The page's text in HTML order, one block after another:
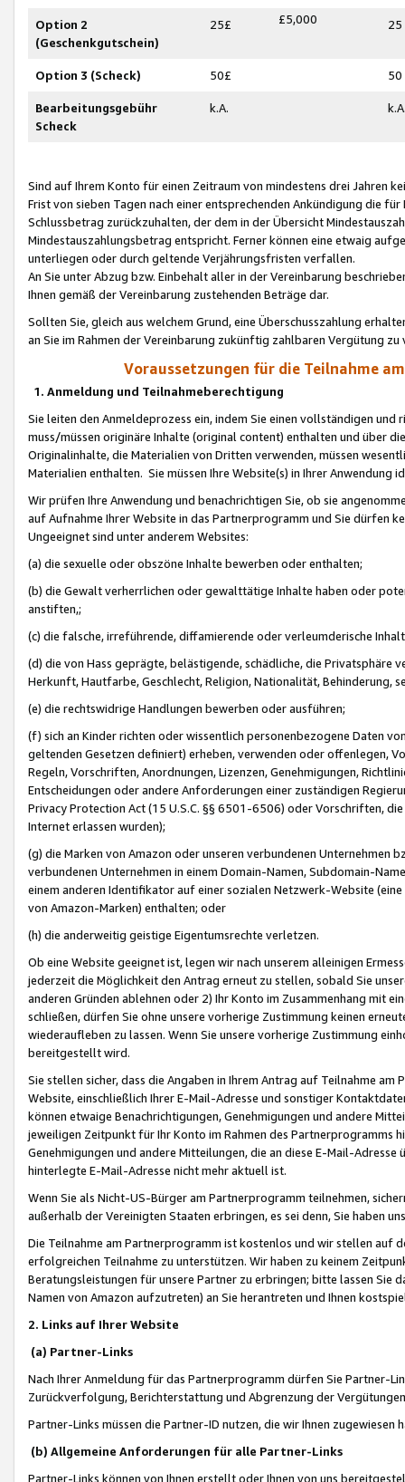
Option 2
(Geschenkgutschein)
25£ £5,000 25
Option 3 (Scheck) 50£ 50
Bearbeitungsgebühr
Scheck
k.A.
Sind auf Ihrem Konto für einen Zeitraum von mindestens drei Jahren
Frist von sieben Tagen nach einer entsprechenden Ankündigung die
Schlussbetrag zurückzuhalten, der dem in der Übersicht
Mindestauszahlungsbetrag entspricht. Ferner können eine etwaig
unterliegen oder durch geltende Verjährungsfristen verfallen.
An Sie unter Abzug bzw. Einbehalt aller in der Vereinbarung
Ihnen gemäß der Vereinbarung zustehenden Beträge dar.
Sollten Sie, gleich aus welchem Grund, eine Überschusszahlung
an Sie im Rahmen der Vereinbarung zukünftig zahlbaren Vergütung zu
Voraussetzungen für die Teilnahme
1. Anmeldung und Teilnahmeberechtigung
Sie leiten den Anmeldeprozess ein, indem Sie einen vollständigen
muss/müssen originäre Inhalte (original content) enthalten und über
Originalinhalte, die Materialien von Dritten verwenden, müssen
Materialien enthalten. Sie müssen Ihre Website(s) in Ihrer Anwendung
Wir prüfen Ihre Anwendung und benachrichtigen Sie, ob sie
auf Aufnahme Ihrer Website in das Partnerprogramm und Sie dürfen
Ungeeignet sind unter anderem Websites:
(a) die sexuelle oder obszöne Inhalte bewerben oder enthalten;
(b) die Gewalt verherrlichen oder gewalttätige Inhalte haben oder
anstiften,;
(c) die falsche, irreführende, diffamierende oder verleumderische
(d) die von Hass geprägte, belästigende, schädliche, die Privatsphäre
Herkunft, Hautfarbe, Geschlecht, Religion, Nationalität, Behinderung,
(e) die rechtswidrige Handlungen bewerben oder ausführen;
(f) sich an Kinder richten oder wissentlich personenbezogene Daten
geltenden Gesetzen definiert) erheben, verwenden oder offenlegen,
Regeln, Vorschriften, Anordnungen, Lizenzen, Genehmigungen,
Entscheidungen oder andere Anforderungen einer zuständigen
Privacy Protection Act (15 U.S.C. §§ 6501-6506) oder Vorschriften,
Internet erlassen wurden);
(g) die Marken von Amazon oder unseren verbundenen Unternehmen
verbundenen Unternehmen in einem Domain-Namen, Subdomain-
einem anderen Identifikator auf einer sozialen Netzwerk-Website
von Amazon-Marken) enthalten; oder
(h) die anderweitig geistige Eigentumsrechte verletzen.
Ob eine Website geeignet ist, legen wir nach unserem alleinigen
jederzeit die Möglichkeit den Antrag erneut zu stellen, sobald Sie
anderen Gründen ablehnen oder 2) Ihr Konto im Zusammenhang mit
schließen, dürfen Sie ohne unsere vorherige Zustimmung keinen
wiederaufleben zu lassen. Wenn Sie unsere vorherige Zustimmung
bereitgestellt wird.
Sie stellen sicher, dass die Angaben in Ihrem Antrag auf Teilnahme
Website, einschließlich Ihrer E-Mail-Adresse und sonstiger
können etwaige Benachrichtigungen, Genehmigungen und andere
jeweiligen Zeitpunkt für Ihr Konto im Rahmen des Partnerprogramms
Genehmigungen und andere Mitteilungen, die an diese E-Mail-
hinterlegte E-Mail-Adresse nicht mehr aktuell ist.
Wenn Sie als Nicht-US-Bürger am Partnerprogramm teilnehmen,
außerhalb der Vereinigten Staaten erbringen, es sei denn, Sie haben
Die Teilnahme am Partnerprogramm ist kostenlos und wir stellen auf
erfolgreichen Teilnahme zu unterstützen. Wir haben zu keinem
Beratungsleistungen für unsere Partner zu erbringen; bitte lassen Sie
Namen von Amazon aufzutreten) an Sie herantreten und Ihnen
2. Links auf Ihrer Website
(a) Partner-Links
Nach Ihrer Anmeldung für das Partnerprogramm dürfen Sie Partner-
Zurückverfolgung, Berichterstattung und Abgrenzung der
Partner-Links müssen die Partner-ID nutzen, die wir Ihnen zugewiesen
(b) Allgemeine Anforderungen für alle Partner-Links
Partner-Links können von Ihnen erstellt oder Ihnen von uns